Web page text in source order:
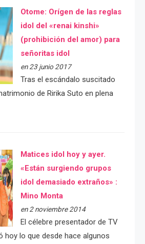
Otome: Orígen de las reglas
idol del «renai kinshi»
(prohibición del amor) para
señoritas idol
en 23 junio 2017
Tras el escándalo suscitado
de Ririka Suto en plena
Matices idol hoy y ayer.
«Están surgiendo grupos
idol demasiado extraños» :
Mino Monta
en 2 noviembre 2014
El célebre presentador de TV
hoy lo que desde hace algunos